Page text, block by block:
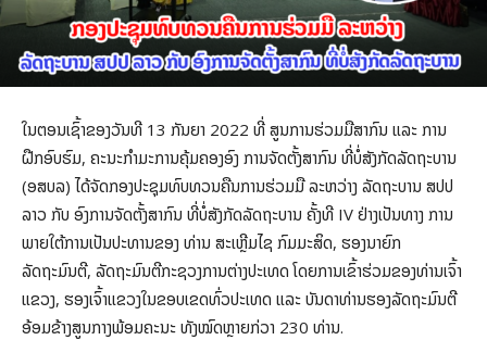
ໃນຕອນເຊົ້າຂອງວັນທີ 13 ກັນຍາ 2022 ທີ່ ສູນການຮ່ວມມືສາກົນ ແລະ ການ
ຝືກອົບຮົມ, ຄະນະກຳມະການຄຸ້ມຄອງອົງ ການຈັດຕັ້ງສາກົນ ທີ່ບໍ່ສັງກັດລັດຖະບານ
(ອສບລ) ໄດ້ຈັດກອງປະຊຸມທົບທວນຄືນການຮ່ວມມື ລະຫວ່າງ ລັດຖະບານ ສປປ
ລາວ ກັບ ອົງການຈັດຕັ້ງສາກົນ ທີ່ບໍ່ສັງກັດລັດຖະບານ ຄັ້ງທີ IV ຢ່າງເປັນທາງ ການ
ພາຍໃຕ້ການເປັນປະທານຂອງ ທ່ານ ສະເຫຼີມໄຊ ກົມມະສິດ, ຮອງນາຍົກ
ລັດຖະມົນຕີ, ລັດຖະມົນຕີກະຊວງການຕ່າງປະເທດ ໂດຍການເຂົ້າຮ່ວມຂອງທ່ານເຈົ້າ
ແຂວງ, ຮອງເຈົ້າແຂວງໃນຂອບເຂດທົ່ວປະເທດ ແລະ ບັນດາທ່ານຮອງລັດຖະມົນຕີ
ອ້ອມຂ້າງສູນກາງພ້ອມຄະນະ ທັງໝົດຫຼາຍກ່ວາ 230 ທ່ານ.